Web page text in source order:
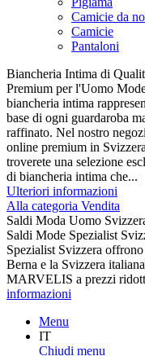
Camicie da
Camicie
Pantaloni
Biancheria Intima di
Premium per l'Uomo
biancheria intima
base di ogni guardaroba
raffinato. Nel nostro
online premium in
troverete una selezione
di biancheria intima che...
Ulteriori informazioni
Alla categoria Vendita
Saldi Moda Uomo
Saldi Mode Spezialist
Spezialist Svizzera
Berna e la Svizzera
MARVELIS a prezzi
informazioni
Menu
IT
Chiudi menu